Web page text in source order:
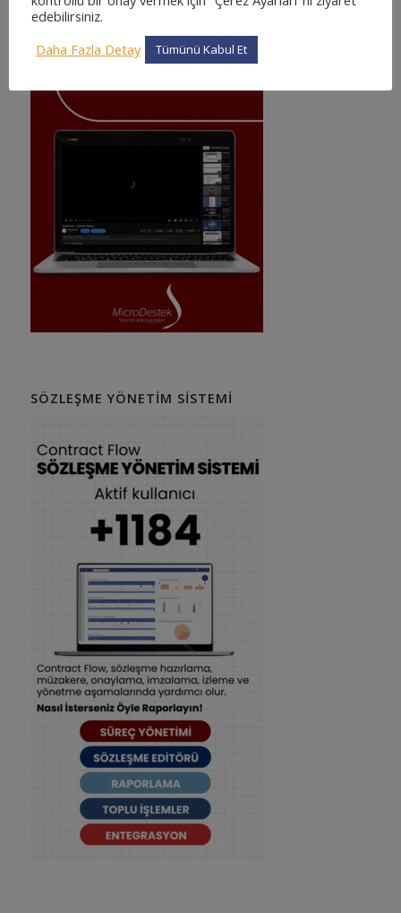
SÖZLEŞME YÖNETIM SISTEMI
edebilirsiniz.
Daha Fazla Detay
Tümünü Kabul Et